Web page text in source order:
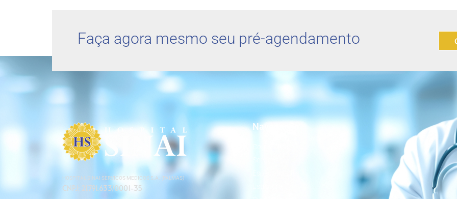
Faça agora mesmo seu pré-agendamento
HOSPITAL SINAI SERVICOS MEDICOS S.A. (PALMAS)
CNPJ: 21.791.633/0001-35
Navegação